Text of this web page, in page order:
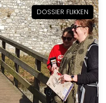
DOSSIER FLIKKEN